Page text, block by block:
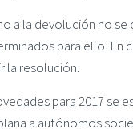
a la devolución no
para ello.
la resolución.
para 2017 se
a autónomos